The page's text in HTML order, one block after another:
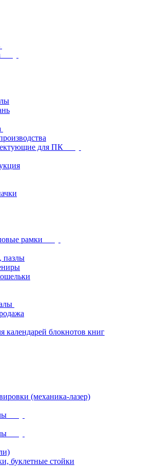
для ПК
рамки
пазлы
календарей блокнотов книг
(механика-лазер)
буклетные стойки